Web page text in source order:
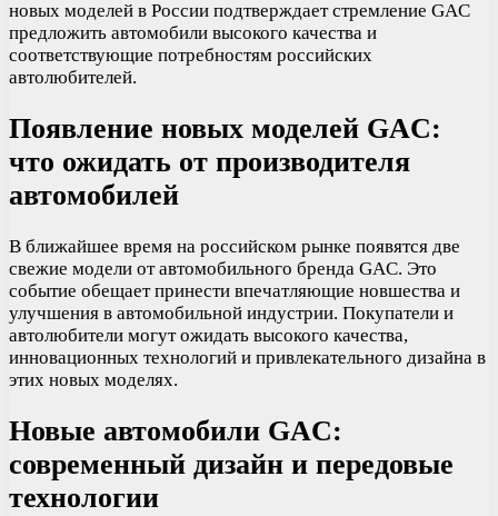
новых моделей в России подтверждает стремление GAC
предложить автомобили высокого качества и
соответствующие потребностям российских
автолюбителей.
Появление новых моделей GAC:
что ожидать от производителя
автомобилей
В ближайшее время на российском рынке появятся две
свежие модели от автомобильного бренда GAC. Это
событие обещает принести впечатляющие новшества и
улучшения в автомобильной индустрии. Покупатели и
автолюбители могут ожидать высокого качества,
инновационных технологий и привлекательного дизайна в
этих новых моделях.
Новые автомобили GAC:
современный дизайн и передовые
технологии